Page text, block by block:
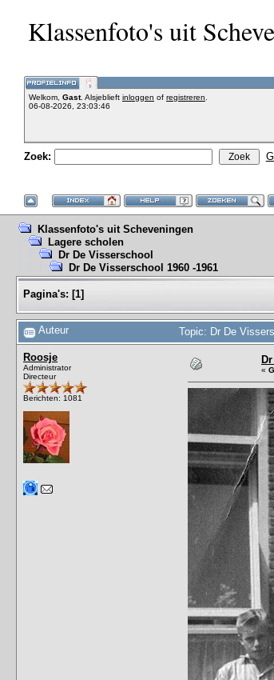
Klassenfoto's uit
Welkom, Gast. Alsjeblieft inloggen of registreren
06-08-2026, 23:03:46
Zoek:
Klassenfoto's uit Scheveningen
Lagere scholen
Dr De Visserschool
Dr De Visserschool 1960 -1961
Pagina's: [1]
Auteur Topic: Dr De
Roosje
Administrator
Directeur
Berichten: 1081
«